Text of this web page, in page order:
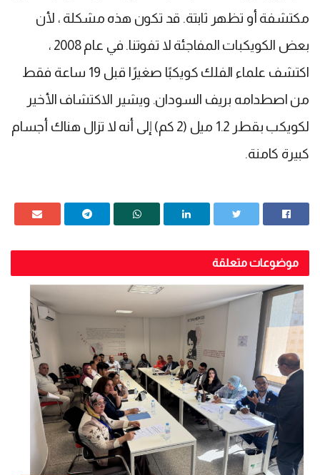
مكتشفة أو تظهر ثابتة. قد تكون هذه مشكلة ، لأن
بعض الكويكبات المفاجئة لا تفوتنا. في عام 2008 ،
اكتشف علماء الفلك كويكبًا صغيرًا قبل 19 ساعة فقط
من اصطدامه بريف السودان. ويشير الاكتشاف الأخير
لكويكب بقطر 1.2 ميل (2 كم) إلى أنه لا تزال هناك أجسام
كبيرة كامنة.
موضوعات متعلقة